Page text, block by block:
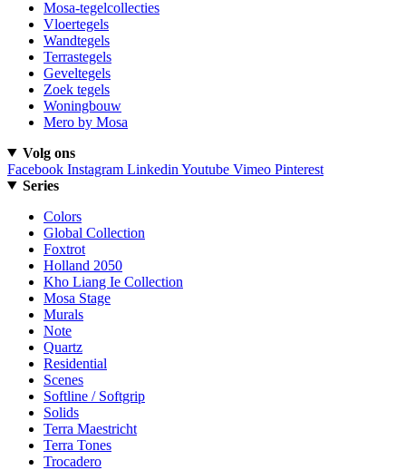
Mosa-tegelcollecties
Vloertegels
Wandtegels
Terrastegels
Geveltegels
Zoek tegels
Woningbouw
Mero by Mosa
Volg ons
Facebook Instagram Linkedin Youtube Vimeo Pinterest
Series
Colors
Global Collection
Foxtrot
Holland 2050
Kho Liang Ie Collection
Mosa Stage
Murals
Note
Quartz
Residential
Scenes
Softline / Softgrip
Solids
Terra Maestricht
Terra Tones
Trocadero